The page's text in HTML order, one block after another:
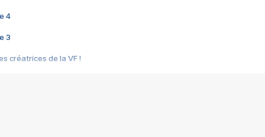
4
3
créatrices de la VF !